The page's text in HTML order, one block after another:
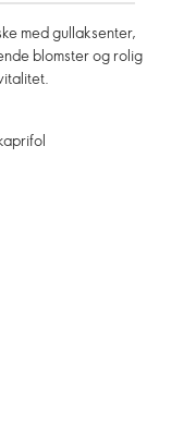
med gullaksenter,
blomster og rolig